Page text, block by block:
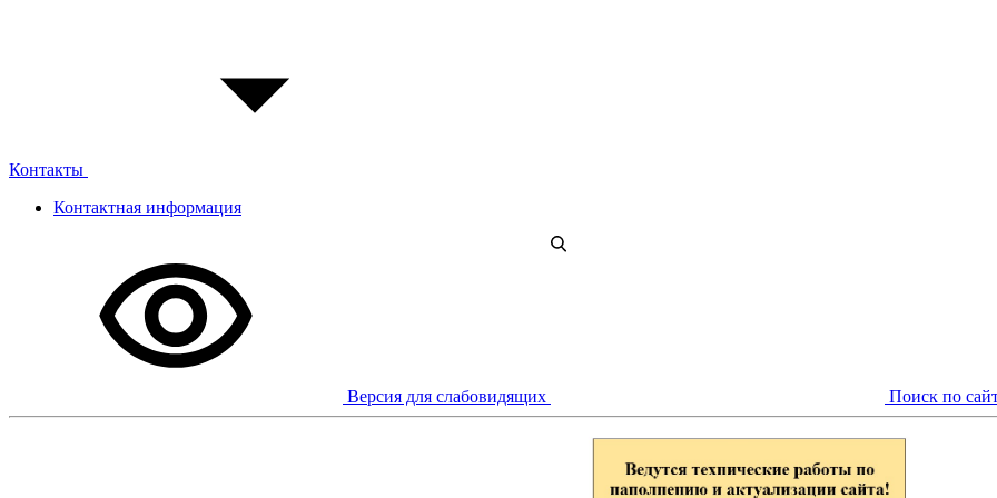
Контакты
Контактная информация
Версия для слабовидящих Поиск по